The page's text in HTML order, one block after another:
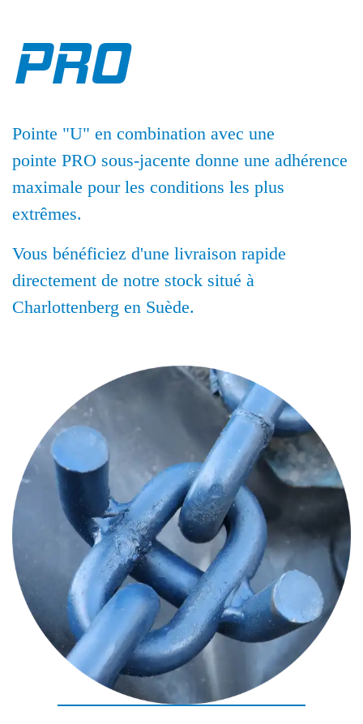
PRO
Pointe "U" en combination avec une
pointe PRO sous-jacente donne une adhérence
maximale pour les conditions les plus
extrêmes.
Vous bénéficiez d'une livraison rapide
directement de notre stock situé à
Charlottenberg en Suède.